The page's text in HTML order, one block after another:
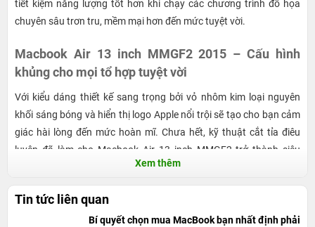
tiết kiệm năng lượng tốt hơn khi chạy các chương trình đồ họa
chuyên sâu trơn tru, mềm mại hơn đến mức tuyệt vời.
Macbook Air 13 inch MMGF2 2015 – Cấu hình
khủng cho mọi tổ hợp tuyệt vời
Với kiểu dáng thiết kế sang trọng bởi vỏ nhôm kim loại nguyên
khối sáng bóng và hiển thị logo Apple nổi trội sẽ tạo cho bạn cảm
giác hài lòng đến mức hoàn mĩ. Chưa hết, kỹ thuật cắt tỉa điêu
luyện đã làm cho Macbook Air 13 inch MMGF2 trở thành siêu
phẩm vô cùng hấp dẫn. Bằng nét quyến rũ hay sang trọng của
mình Macbook Air thực sự thu hút người yêu công nghệ. Để đáp
ứng tiêu chuẩn mỏng nhẹ của người dùng, Apple đã trang bị
cho máy tính xách tay con cưng ổ cứng lưu trữ flash SSD nhỏ gọn
Xem thêm
Tin tức liên quan
Bí quyết chọn mua MacBook bạn nhất định phải